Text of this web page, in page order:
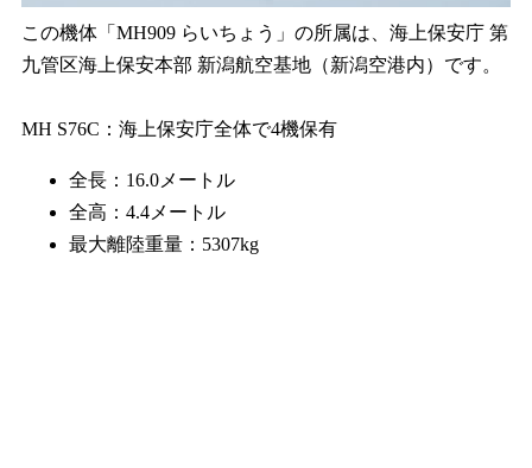
この機体「MH909 らいちょう」の所属は、海上保安庁 第
九管区海上保安本部 新潟航空基地（新潟空港内）です。
MH S76C：海上保安庁全体で4機保有
全長：16.0メートル
全高：4.4メートル
最大離陸重量：5307kg